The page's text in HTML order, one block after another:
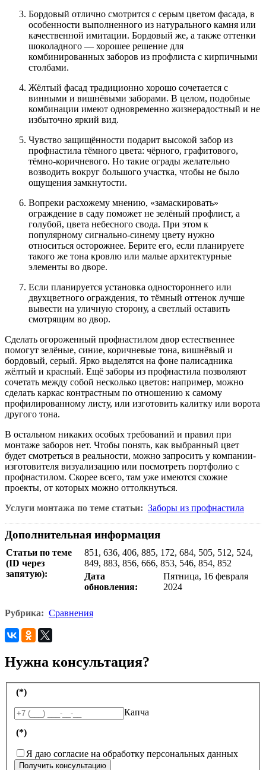
Бордовый отлично смотрится с серым цветом фасада, в
особенности выполненного из натурального камня или
качественной имитации. Бордовый же, а также оттенки
шоколадного — хорошее решение для
комбинированных заборов из профлиста с кирпичными
столбами.
Жёлтый фасад традиционно хорошо сочетается с
винными и вишнёвыми заборами. В целом, подобные
комбинации имеют одновременно жизнерадостный и не
избыточно яркий вид.
Чувство защищённости подарит высокой забор из
профнастила тёмного цвета: чёрного, графитового,
тёмно-коричневого. Но такие ограды желательно
возводить вокруг большого участка, чтобы не было
ощущения замкнутости.
Вопреки расхожему мнению, «замаскировать»
ограждение в саду поможет не зелёный профлист, а
голубой, цвета небесного свода. При этом к
популярному сигнально-синему цвету нужно
относиться осторожнее. Берите его, если планируете
такого же тона кровлю или малые архитектурные
элементы во дворе.
Если планируется установка одностороннего или
двухцветного ограждения, то тёмный оттенок лучше
вывести на уличную сторону, а светлый оставить
смотрящим во двор.
Сделать огороженный профнастилом двор естественнее
помогут зелёные, синие, коричневые тона, вишнёвый и
бордовый, серый. Ярко выделятся на фоне палисадника
жёлтый и красный. Ещё заборы из профнастила позволяют
сочетать между собой несколько цветов: например, можно
сделать каркас контрастным по отношению к самому
профилированному листу, или изготовить калитку или ворота
другого тона.
В остальном никаких особых требований и правил при
монтаже заборов нет. Чтобы понять, как выбранный цвет
будет смотреться в реальности, можно запросить у компании-
изготовителя визуализацию или посмотреть портфолио с
профнастилом. Скорее всего, там уже имеются схожие
проекты, от которых можно оттолкнуться.
Услуги монтажа по теме статьи: Заборы из профнастила
Дополнительная информация
Статьи по теме
(ID через
запятую):
851, 636, 406, 885, 172, 684, 505, 512, 524,
849, 883, 856, 666, 853, 546, 854, 852
Дата
обновления:
Пятница, 16 февраля
2024
Рубрика: Сравнения
Нужна консультация?
(*)
Капча
(*)
Я даю согласие на обработку персональных данных
Получить консультацию